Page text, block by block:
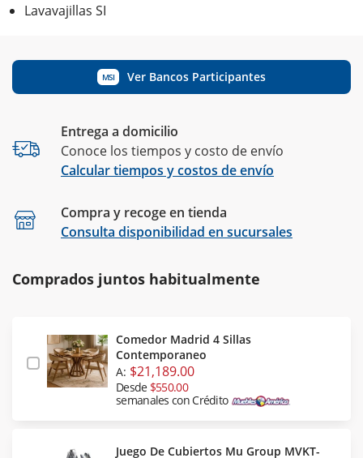
Lavavajillas SI
MSI Ver Bancos Participantes
Entrega a domicilio
Conoce los tiempos y costo de envío
Calcular tiempos y costos de envío
Compra y recoge en tienda
Consulta disponibilidad en sucursales
Comprados juntos habitualmente
Comedor Madrid 4 Sillas
Contemporaneo
A: $21,189.00
Desde $550.00
semanales con Crédito
Juego De Cubiertos Mu Group MVKT-